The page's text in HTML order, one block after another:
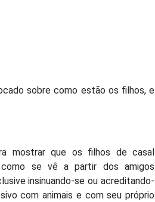
sobre como estão os filhos, e
mostrar que os filhos de casal
se vê a partir dos amigos
insinuando-se ou acreditando-
com animais e com seu próprio